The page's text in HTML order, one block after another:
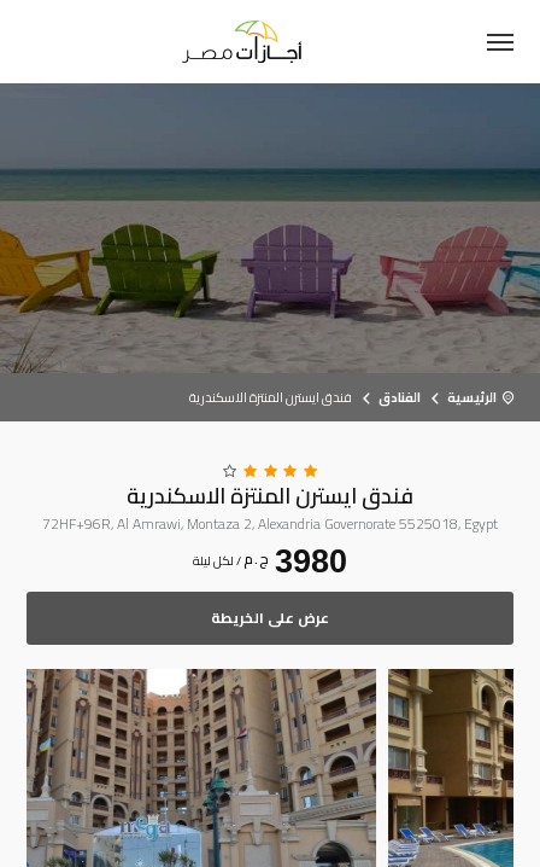
الرئيسية الفنادق فندق ايسترن المنتزة الاسكندرية
فندق ايسترن المنتزة الاسكندرية
72HF+96R, Al Amrawi, Montaza 2, Alexandria Governorate 5525018, Egypt
/ لكل ليلة 3980 ج . م
عرض على الخريطة